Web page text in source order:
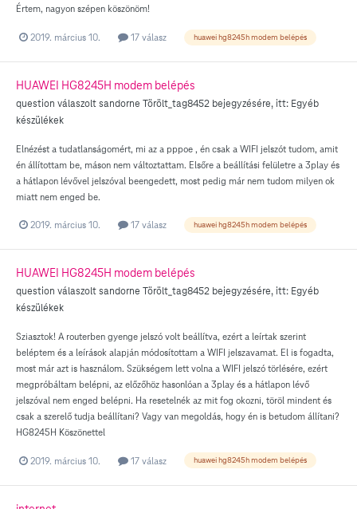
Értem, nagyon szépen köszönöm!
2019. március 10. 17 válasz huawei hg8245h modem belépés
HUAWEI HG8245H modem belépés
question válaszoltsandorne Törölt_tag8452 bejegyzésére, itt: Egyéb
készülékek
Elnézést a tudatlanságomért, mi az a pppoe , én csak a WIFI jelszót tudom, amit
én állítottam be, máson nem változtattam. Elsőre a beállítási felületre a 3play és
a hátlapon lévővel jelszóval beengedett, most pedig már nem tudom milyen ok
miatt nem enged be.
2019. március 10. 17 válasz huawei hg8245h modem belépés
HUAWEI HG8245H modem belépés
question válaszoltsandorne Törölt_tag8452 bejegyzésére, itt: Egyéb
készülékek
Sziasztok! A routerben gyenge jelszó volt beállítva, ezért a leírtak szerint
beléptem és a leírások alapján módosítottam a WIFI jelszavamat. El is fogadta,
most már azt is használom. Szükségem lett volna a WIFI jelszó törlésére, ezért
megpróbáltam belépni, az előzőhöz hasonlóan a 3play és a hátlapon lévő
jelszóval nem enged belépni. Ha resetelnék az mit fog okozni, töröl mindent és
csak a szerelő tudja beállítani? Vagy van megoldás, hogy én is betudom állítani?
HG8245H Köszönettel
2019. március 10. 17 válasz huawei hg8245h modem belépés